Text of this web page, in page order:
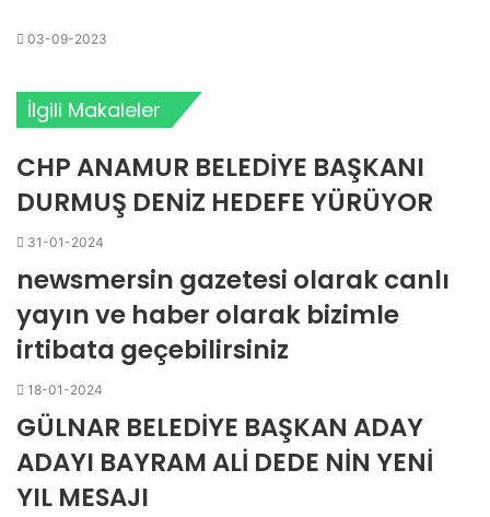
03-09-2023
İlgili Makaleler
CHP ANAMUR BELEDİYE BAŞKANI
DURMUŞ DENİZ HEDEFE YÜRÜYOR
31-01-2024
newsmersin gazetesi olarak canlı
yayın ve haber olarak bizimle
irtibata geçebilirsiniz
18-01-2024
GÜLNAR BELEDİYE BAŞKAN ADAY
ADAYI BAYRAM ALİ DEDE NİN YENİ
YIL MESAJI